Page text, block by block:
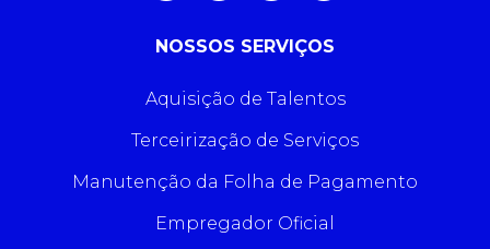
NOSSOS SERVIÇOS
Aquisição de Talentos
Terceirização de Serviços
Manutenção da Folha de Pagamento
Empregador Oficial